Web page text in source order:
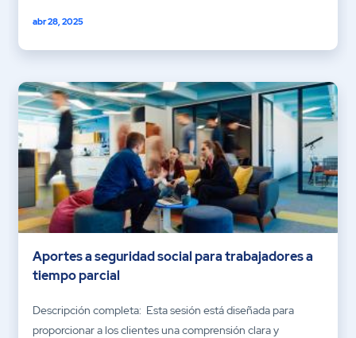
abr 28, 2025
Aportes a seguridad social para trabajadores a
tiempo parcial
Descripción completa: Esta sesión está diseñada para
proporcionar a los clientes una comprensión clara y